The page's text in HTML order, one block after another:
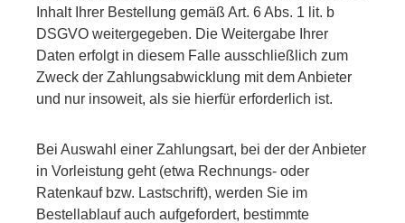
Inhalt Ihrer Bestellung gemäß Art. 6 Abs. 1 lit. b
DSGVO weitergegeben. Die Weitergabe Ihrer
Daten erfolgt in diesem Falle ausschließlich zum
Zweck der Zahlungsabwicklung mit dem Anbieter
und nur insoweit, als sie hierfür erforderlich ist.
Bei Auswahl einer Zahlungsart, bei der der Anbieter
in Vorleistung geht (etwa Rechnungs- oder
Ratenkauf bzw. Lastschrift), werden Sie im
Bestellablauf auch aufgefordert, bestimmte